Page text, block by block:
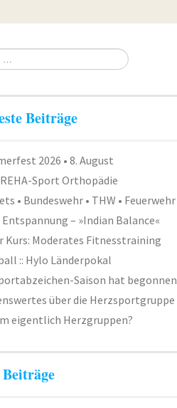
Beiträge
2026 • 8. August
REHA-Sport Orthopädie
• Bundeswehr • THW • Feuerwehr
– »Indian Balance«
Kurs: Moderates Fitnesstraining
:: Hylo Länderpokal
Saison hat begonnen
über die Herzsportgruppe
eigentlich Herzgruppen?